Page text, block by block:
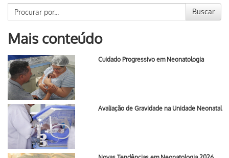
Buscar
Mais conteúdo
Cuidado Progressivo em Neonatologia
Avaliação de Gravidade na Unidade Neonatal